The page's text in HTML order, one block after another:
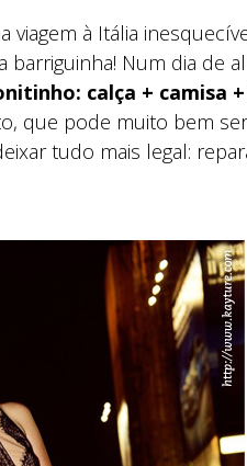
viagem à Itália
barriguinha! Num dia de
calça + camisa
que pode muito bem
tudo mais legal: